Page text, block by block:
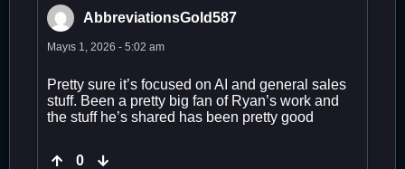
AbbreviationsGold587
Mayıs 1, 2026 - 5:02 am
Pretty sure it’s focused on AI and general sales
stuff. Been a pretty big fan of Ryan’s work and
the stuff he’s shared has been pretty good
0